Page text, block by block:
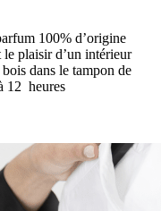
100% d’origine
plaisir d’un intérieur
dans le tampon de
12 heures